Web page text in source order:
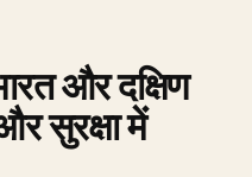
और दक्षिण
सुरक्षा में